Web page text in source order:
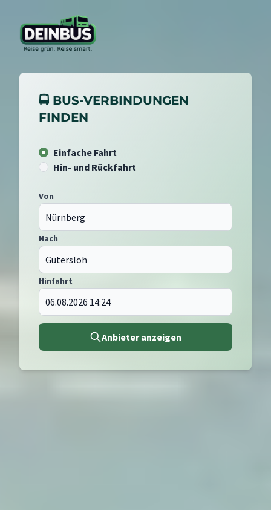
🚍 BUS-VERBINDUNGEN
FINDEN
Einfache Fahrt
Hin- und Rückfahrt
Von
Nach
Hinfahrt
Anbieter anzeigen